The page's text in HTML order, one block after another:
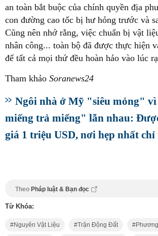
an toàn bắt buộc của chính quyền địa
con đường cao tốc bị hư hỏng trước và
Cũng nên nhớ rằng, việc chuẩn bị vật
nhân công... toàn bộ đã được thực hiện
để tất cả mọi thứ đều hoàn hảo vào lúc
Tham khảo Soranews24
Ngôi nhà ở Mỹ "siêu mỏng"
miếng trả miếng" lẫn nhau:
giá 1 triệu USD, nơi hẹp nhất
Theo Pháp luật & Bạn đọc
Từ Khóa:
Nguyên Vật Liệu Trận Động Đất